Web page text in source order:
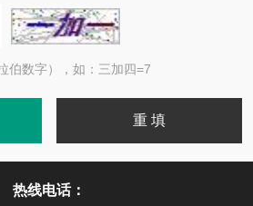
伯数字），如：三加四=7
热线电话：